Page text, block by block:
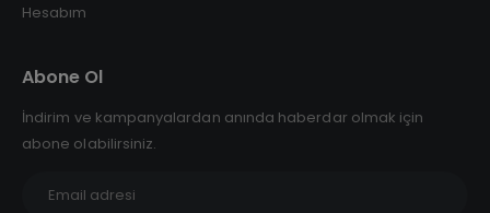
Hesabım
Abone Ol
İndirim ve kampanyalardan anında haberdar olmak için
abone olabilirsiniz.